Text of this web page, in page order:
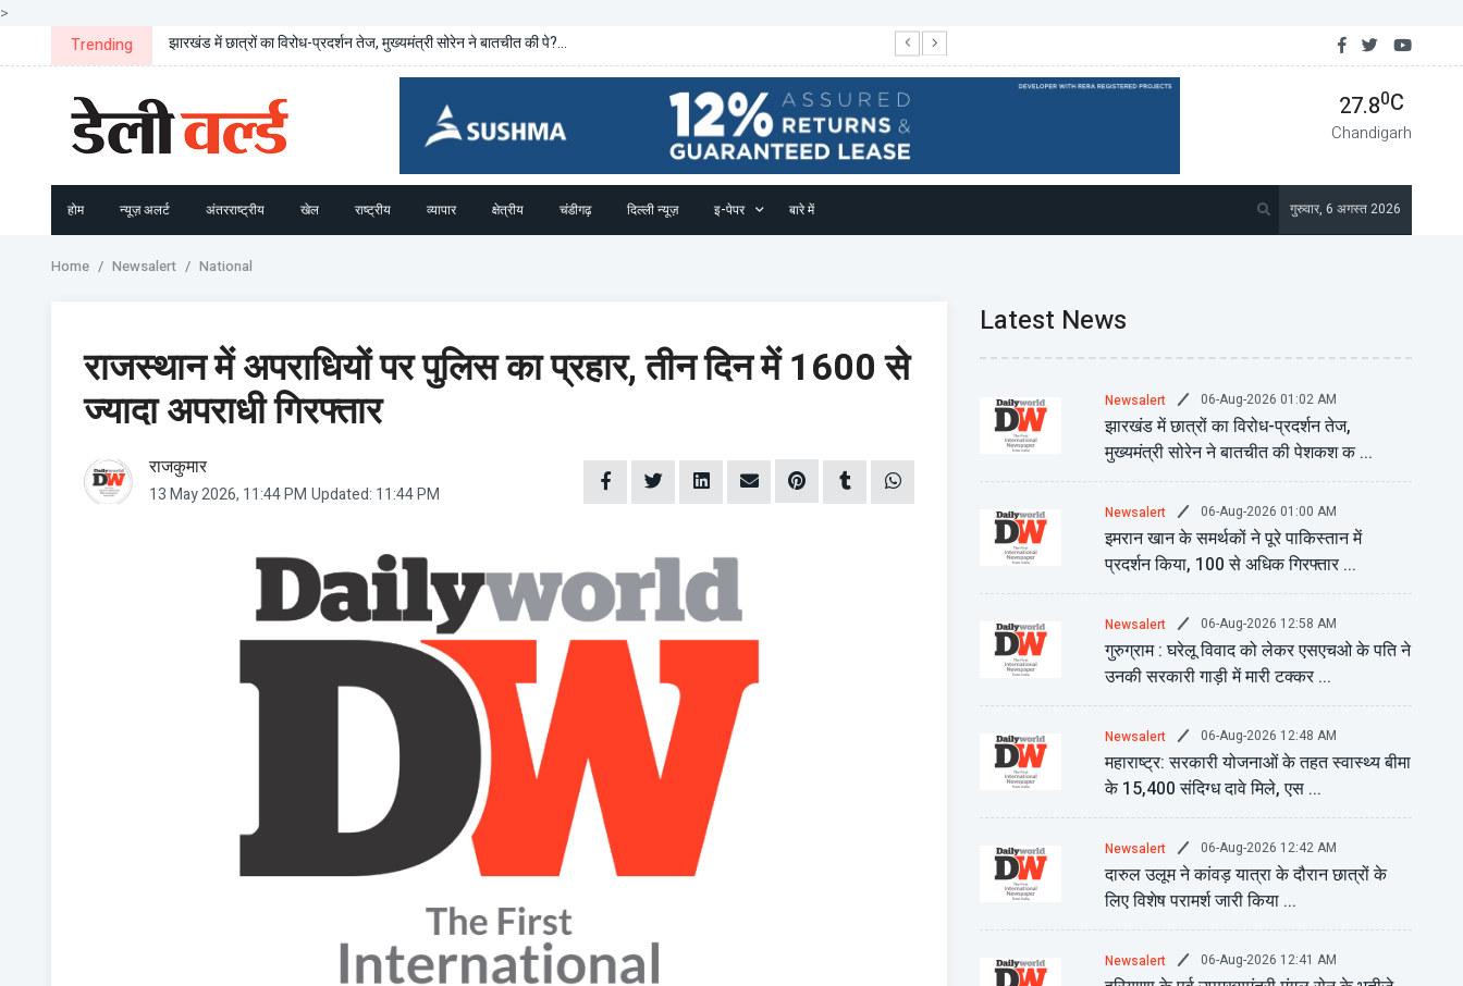
>
Trending झारखंड में छात्रों का विरोध-प्रदर्शन तेज, मुख्यमंत्री सोरेन ने बातचीत की पे?... इमरान खान के समर्थकों ने पूरे पाकिस्तान में प्रदर्शन किया, 100 से अधिक गिरफ्ता...
27.80C
Chandigarh
होम न्यूज़ अलर्ट अंतरराष्ट्रीय खेल राष्ट्रीय व्यापार क्षेत्रीय चंडीगढ़ दिल्ली न्यूज़ इ-पेपर बारे में गुरुवार, 6 अगस्त 2026
Home Newsalert National
राजस्थान में अपराधियों पर पुलिस का प्रहार, तीन दिन में 1600 से
ज्यादा अपराधी गिरफ्तार
राजकुमार
13 May 2026, 11:44 PM Updated: 11:44 PM
Latest News
Newsalert 06-Aug-2026 01:02 AM
झारखंड में छात्रों का विरोध-प्रदर्शन तेज,
मुख्यमंत्री सोरेन ने बातचीत की पेशकश क ...
Newsalert 06-Aug-2026 01:00 AM
इमरान खान के समर्थकों ने पूरे पाकिस्तान में
प्रदर्शन किया, 100 से अधिक गिरफ्तार ...
Newsalert 06-Aug-2026 12:58 AM
गुरुग्राम : घरेलू विवाद को लेकर एसएचओ के पति ने
उनकी सरकारी गाड़ी में मारी टक्कर ...
Newsalert 06-Aug-2026 12:48 AM
महाराष्ट्र: सरकारी योजनाओं के तहत स्वास्थ्य बीमा
के 15,400 संदिग्ध दावे मिले, एस ...
Newsalert 06-Aug-2026 12:42 AM
दारुल उलूम ने कांवड़ यात्रा के दौरान छात्रों के
लिए विशेष परामर्श जारी किया ...
Newsalert 06-Aug-2026 12:41 AM